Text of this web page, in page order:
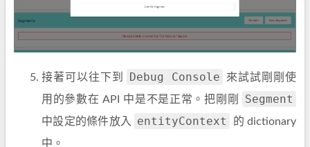
接著可以往下到 Debug Console
來試試剛剛使
用的參數在 API 中是不是正常。把剛剛
Segment
中設定的條件放入 entityContext
的 dictionary
中。